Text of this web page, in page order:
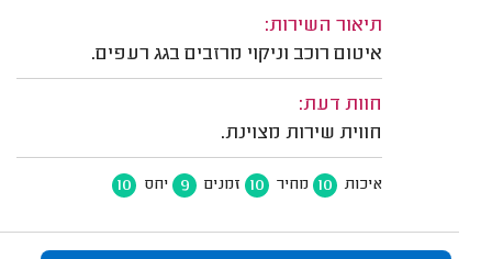
תיאור השירות:
איטום רוכב וניקוי מרזבים בגג רעפים.
חוות דעת:
חווית שירות מצוינת.
איכות 10 מחיר 10 זמנים 9 יחס 10